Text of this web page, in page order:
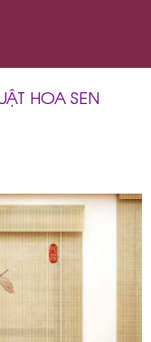
HOA SEN